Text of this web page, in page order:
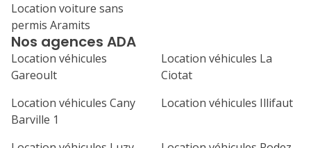
Nos agences ADA
Location véhicules
Gareoult
Location véhicules La
Ciotat
Location véhicules Cany
Barville 1
Location véhicules Illifaut
Location voiture sans
permis Aramits